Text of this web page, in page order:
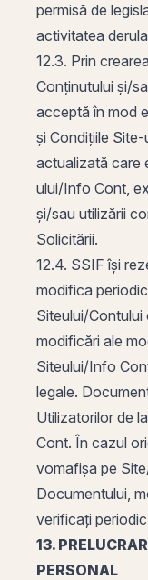
permisă de
activitatea
12.3. Prin
Conținutului și/
acceptă în mod
și Condițiile
actualizată care
ului/Info Cont,
și/sau utilizării
Solicitării.
12.4. SSIF își
modifica
Siteului/
modificări ale
Siteului/Info
legale.
Utilizatorilor de
Cont. În cazul
vomafișa pe
Documentului,
verificați
13.
PERSONAL